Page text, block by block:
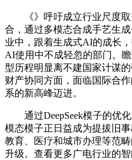
《》呼吁成立行业尺度取
合，通过多模态合成手艺生
业中，跟着生成式AI的成长
AI使用中不成轻忽的部门。
型历程明显离不建国家计谋
财产协同方面，面临国际合
系的新高峰迈进。
通过DeepSeek模子的优化
模态模子正日益成为提拔旧
教育、医疗和城市办理等范
升级。查看更多广电行业的